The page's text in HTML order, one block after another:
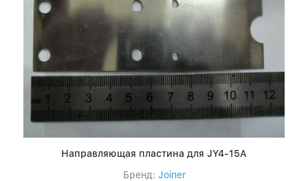
Направляющая пластина для JY4-15А
Бренд: Joiner